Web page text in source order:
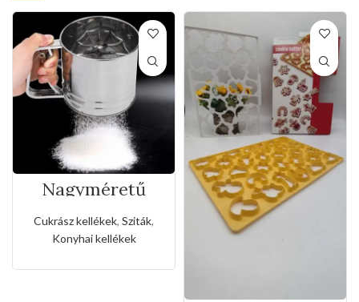
Nagyméretű
rozsdamentes
liszt,porcukor
szóró
Cukrász kellékek, Sziták,
Konyhai kellékek